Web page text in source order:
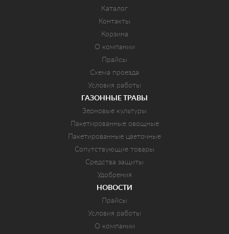
Каталог
Контакты
Корзина
О компании
Прайсы
Схема проезда
Условия работы
ГАЗОННЫЕ ТРАВЫ
Зерновые культуры
Пакетированные овощные
Пакетированные цветочные
Сопутствующие товары
Средства защиты
Удобрения
НОВОСТИ
Прайсы
Условия работы
О компании